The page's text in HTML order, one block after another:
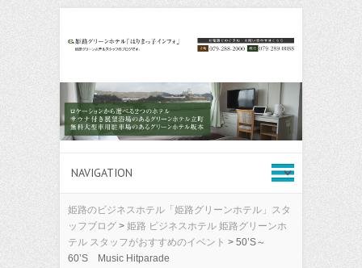
姫路のビジネスホテル「姫路グリーンホテル」スタ
ッフブログ > 姫路 ビジネスホテル 姫路グリーンホ
テル スタッフがおすすめのイベント > 50’S～
60’S Music Hitparade